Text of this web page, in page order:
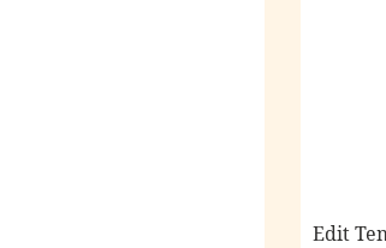
Edit